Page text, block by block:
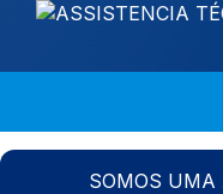
SOMOS UMA